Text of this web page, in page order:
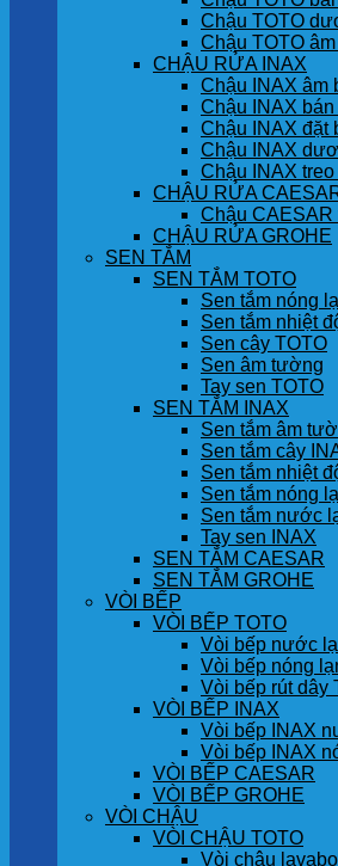
Chậu TOTO
Chậu TOTO
CHẬU RỬA INAX
Chậu INAX âm
Chậu INAX bán
Chậu INAX đặt
Chậu INAX
Chậu INAX
CHẬU RỬA
Chậu
CHẬU RỬA GROHE
SEN TẮM
SEN TẮM TOTO
Sen tắm nóng
Sen tắm nhiệt
Sen cây TOTO
Sen âm tường
Tay sen TOTO
SEN TẮM INAX
Sen tắm âm
Sen tắm cây
Sen tắm nhiệt
Sen tắm nóng
Sen tắm nước
Tay sen INAX
SEN TẮM CAESAR
SEN TẮM GROHE
VÒI BẾP
VÒI BẾP TOTO
Vòi bếp nước
Vòi bếp nóng
Vòi bếp rút dây
VÒI BẾP INAX
Vòi bếp INAX
Vòi bếp INAX
VÒI BẾP CAESAR
VÒI BẾP GROHE
VÒI CHẬU
VÒI CHẬU TOTO
Vòi chậu